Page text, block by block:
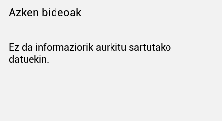
Azken bideoak
Ez da informaziorik aurkitu sartutako
datuekin.